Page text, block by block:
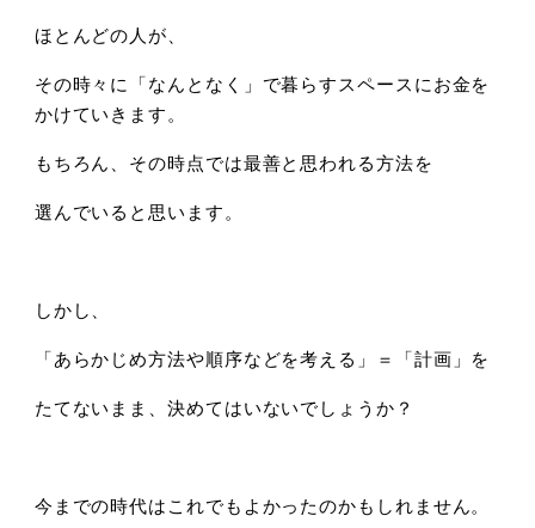
ほとんどの人が、
その時々に「なんとなく」で暮らすスペースにお金を
かけていきます。
もちろん、その時点では最善と思われる方法を
選んでいると思います。
しかし、
「あらかじめ方法や順序などを考える」＝「計画」を
たてないまま、決めてはいないでしょうか？
今までの時代はこれでもよかったのかもしれません。